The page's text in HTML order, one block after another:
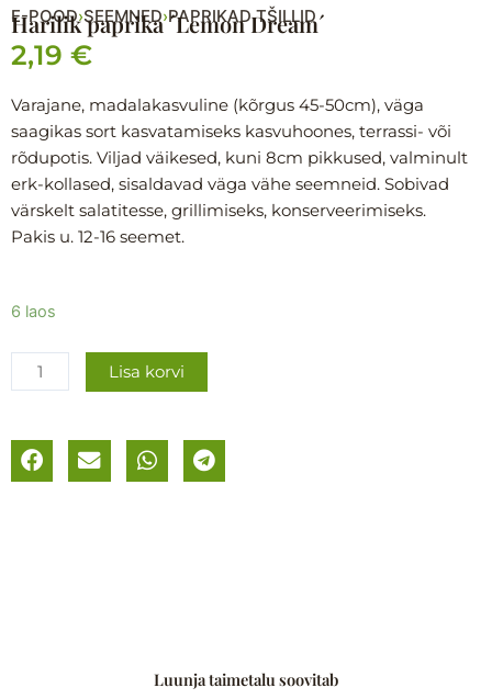
E-POOD›SEEMNED›PAPRIKAD TŠILLID
Harilik paprika ´Lemon Dream´
2,19 €
Varajane, madalakasvuline (kõrgus 45-50cm), väga
saagikas sort kasvatamiseks kasvuhoones, terrassi- või
rõdupotis. Viljad väikesed, kuni 8cm pikkused, valminult
erk-kollased, sisaldavad väga vähe seemneid. Sobivad
värskelt salatitesse, grillimiseks, konserveerimiseks.
Pakis u. 12-16 seemet.
6 laos
Harilik
´Lemon
Dream
kogus
Lisa korvi
Luunja taimetalu soovitab